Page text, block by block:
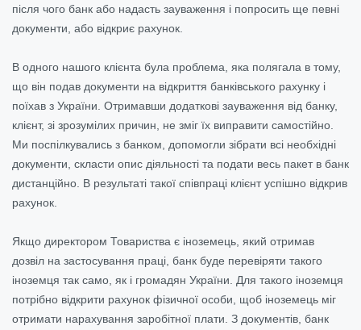
після чого банк або надасть зауваження і попросить ще певні
документи, або відкриє рахунок.
В одного нашого клієнта була проблема, яка полягала в тому,
що він подав документи на відкриття банківського рахунку і
поїхав з України. Отримавши додаткові зауваження від банку,
клієнт, зі зрозумілих причин, не зміг їх виправити самостійно.
Ми поспілкувались з банком, допомогли зібрати всі необхідні
документи, скласти опис діяльності та подати весь пакет в банк
дистанційно. В результаті такої співпраці клієнт успішно відкрив
рахунок.
Якщо директором Товариства є іноземець, який отримав
дозвіл на застосування праці, банк буде перевіряти такого
іноземця так само, як і громадян України. Для такого іноземця
потрібно відкрити рахунок фізичної особи, щоб іноземець міг
отримати нарахування заробітної плати. З документів, банк